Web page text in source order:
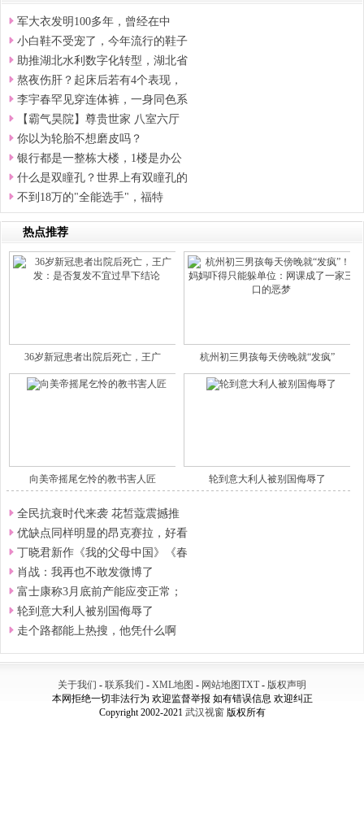
军大衣发明100多年，曾经在中
小白鞋不受宠了，今年流行的鞋子
助推湖北水利数字化转型，湖北省
熬夜伤肝？起床后若有4个表现，
李宇春罕见穿连体裤，一身同色系
【霸气昊院】尊贵世家 八室六厅
你以为轮胎不想磨皮吗？
银行都是一整栋大楼，1楼是办公
什么是双瞳孔？世界上有双瞳孔的
不到18万的"全能选手"，福特
热点推荐
36岁新冠患者出院后死亡，王广 杭州初三男孩每天傍晚就“发疯”
向美帝摇尾乞怜的教书害人匠 轮到意大利人被别国侮辱了
全民抗衰时代来袭 花皙蔻震撼推
优缺点同样明显的昂克赛拉，好看
丁晓君新作《我的父母中国》《春
肖战：我再也不敢发微博了
富士康称3月底前产能应变正常；
轮到意大利人被别国侮辱了
走个路都能上热搜，他凭什么啊
关于我们 - 联系我们 - XML地图 - 网站地图TXT- 版权声明
本网拒绝一切非法行为 欢迎监督举报 如有错误信息 欢迎纠正
Copyright 2002-2021 武汉视窗版权所有